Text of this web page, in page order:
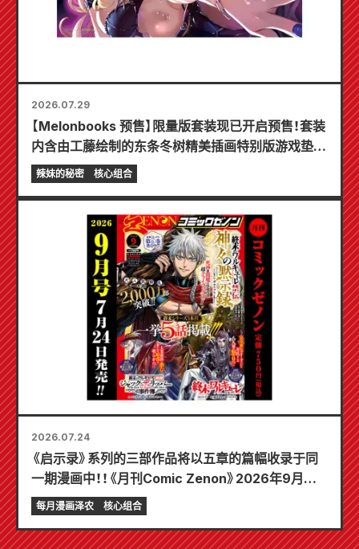
2026.07.29
【Melonbooks 预售】限量版套装现已开启预售！套装
内含由工藤绘制的东条冬树精美插画特别版游戏垫！
《辣妹新娘的秘密》最新第6卷将于10月20日发售！
辣妹的秘密 核心组合
2026.07.24
《启示录》系列的三部作品将以五章的篇幅收录于同
一期漫画中！！《月刊Comic Zenon》2026年9月刊
将于7月24日发售！！
每月漫画泽农 核心组合